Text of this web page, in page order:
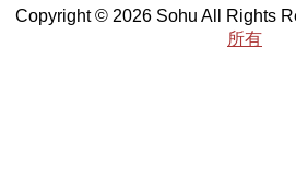
Copyright © 2026 Sohu All Rights
所有